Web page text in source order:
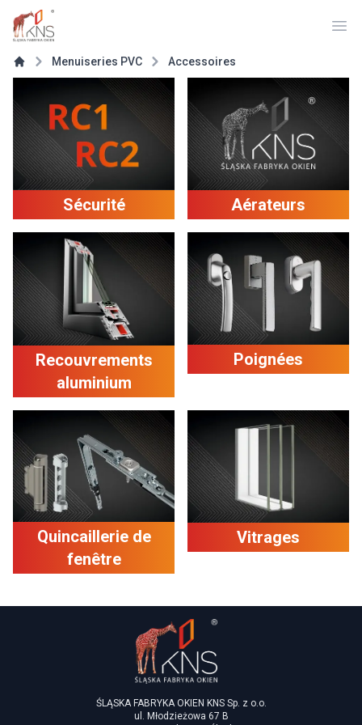
Menuiseries PVC Accessoires
Sécurité Aérateurs
Recouvrements
aluminium
Poignées
Quincaillerie de
fenêtre
Vitrages
ŚLĄSKA FABRYKA OKIEN KNS Sp. z o.o.
ul. Młodzieżowa 67 B